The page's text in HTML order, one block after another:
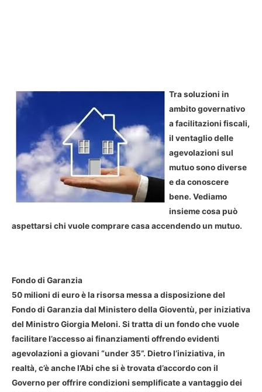
Tra soluzioni in
ambito governativo
a facilitazioni fiscali,
il ventaglio delle
agevolazioni sul
mutuo sono diverse
e da conoscere
bene. Vediamo
insieme cosa può
aspettarsi chi vuole comprare casa accendendo un mutuo.
Fondo di Garanzia
50 milioni di euro è la risorsa messa a disposizione del
Fondo di Garanzia dal Ministero della Gioventù, per iniziativa
del Ministro Giorgia Meloni. Si tratta di un fondo che vuole
facilitare l’accesso ai finanziamenti offrendo evidenti
agevolazioni a giovani “under 35”. Dietro l’iniziativa, in
realtà, c’è anche l’Abi che si è trovata d’accordo con il
Governo per offrire condizioni semplificate a vantaggio dei